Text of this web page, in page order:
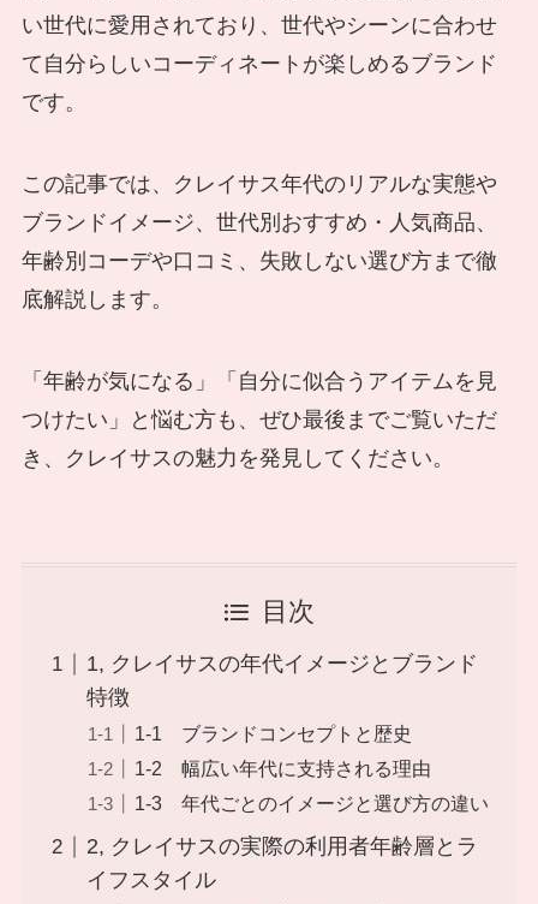
い世代に愛用されており、世代やシーンに合わせ
て自分らしいコーディネートが楽しめるブランド
です。
この記事では、クレイサス年代のリアルな実態や
ブランドイメージ、世代別おすすめ・人気商品、
年齢別コーデや口コミ、失敗しない選び方まで徹
底解説します。
「年齢が気になる」「自分に似合うアイテムを見
つけたい」と悩む方も、ぜひ最後までご覧いただ
き、クレイサスの魅力を発見してください。
目次
1, クレイサスの年代イメージとブランド
特徴
1-1 ブランドコンセプトと歴史
1-2 幅広い年代に支持される理由
1-3 年代ごとのイメージと選び方の違い
2, クレイサスの実際の利用者年齢層とラ
イフスタイル